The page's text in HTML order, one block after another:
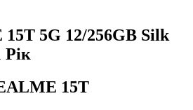
5G 12/256GB Silk
Рік
15T